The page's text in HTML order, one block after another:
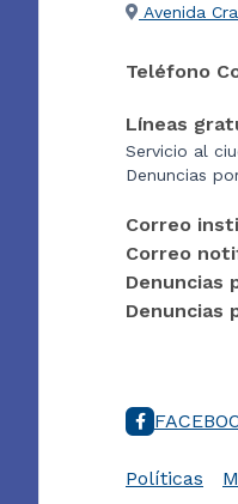
Avenida
Teléfono
Líneas
Servicio al
Denuncias
Correo
Correo
Denuncias
Denuncias
Políticas